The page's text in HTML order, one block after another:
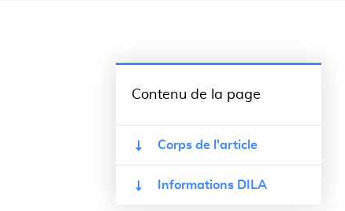
Contenu de la page
Corps de l'article
Informations DILA